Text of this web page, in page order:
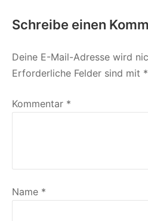
Schreibe einen
Deine E-Mail-Adresse wird
Erforderliche Felder sind mit *
Kommentar *
Name *